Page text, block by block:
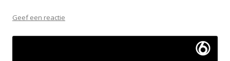
Geef een reactie